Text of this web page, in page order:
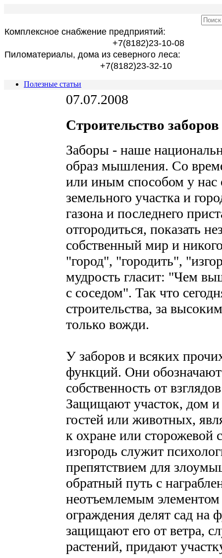
Комплексное снабжение предприятий:
+7(8182)23-10-08
Пиломатериалы, дома из северного леса:
+7(8182)23-32-10
Полезные статьи
07.07.2008
Строительство
Заборы - наше
образ мышления. Со
или иным способом у нас
земельного участка и
газона и последнего
отгородиться, показать
собственный мир и
"город", "городить",
мудрость гласит: "Чем
с соседом". Так что
строительства, за
только вожди.
У заборов и всяких
функций. Они
собственность от
Защищают участок, дом и
гостей или животных,
к охране или сторожевой
изгородь служит
препятствием для
обратный путь с
неотъемлемым
ограждения делят сад на
защищают его от ветра,
растений, придают